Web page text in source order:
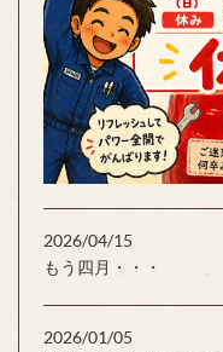
2026/04/15
もう四月・・・
2026/01/05